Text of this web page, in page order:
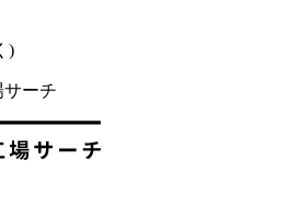
)
サーチ